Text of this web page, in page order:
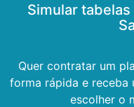
Simular
Quer contratar um
forma rápida e receba
escolher o